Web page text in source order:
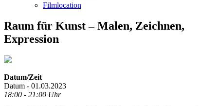
Filmlocation
Raum für Kunst – Malen, Zeichnen,
Expression
Datum/Zeit
Datum - 01.03.2023
18:00 - 21:00 Uhr